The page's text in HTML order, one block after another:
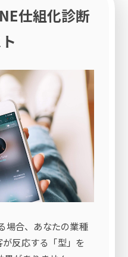
仕組化診断
場合、あなたの業種
反応する「型」を